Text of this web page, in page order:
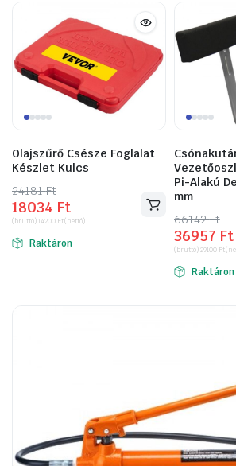
Olajszűrő Csésze Foglalat
Készlet Kulcs
24181Ft
Original
price
was:
24181 Ft.
18034 Ft
Current
price
is:
18034 Ft.
(bruttó)14200 Ft(nettó)
Raktáron
Pi-Alakú
mm
66142Ft
Original
price
was:
66142 Ft.
36957 Ft
Current
price
is:
36957 Ft.
(bruttó)29100 Ft
Raktáron